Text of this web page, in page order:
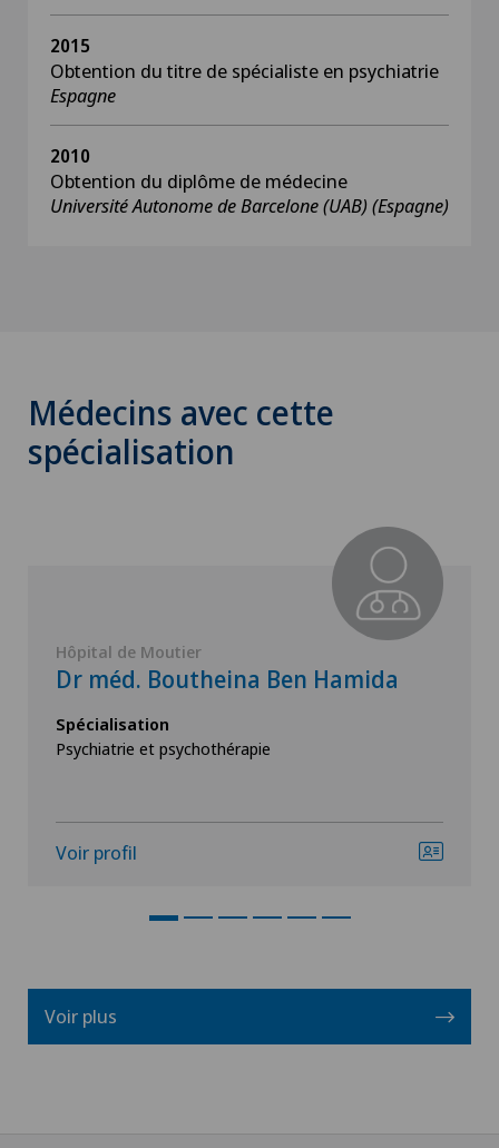
2015
Obtention du titre de spécialiste en psychiatrie
Espagne
2010
Obtention du diplôme de médecine
Université Autonome de Barcelone (UAB) (Espagne)
Médecins avec cette
spécialisation
Hôpital de Moutier
Dr méd. Boutheina Ben Hamida
Spécialisation
Psychiatrie et psychothérapie
Voir profil
Voir plus